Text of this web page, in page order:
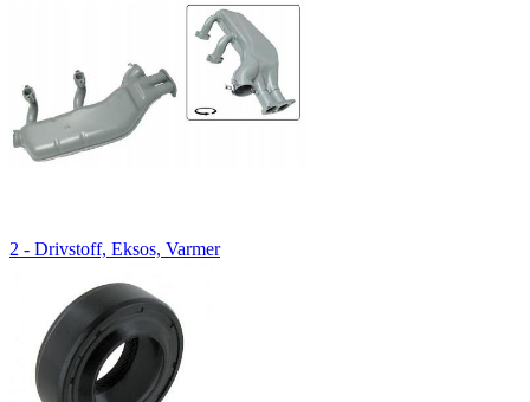
2 - Drivstoff, Eksos, Varmer